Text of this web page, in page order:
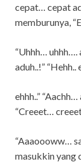
cepat… cepat
memburunya,
“Uhhh… uhhh….
aduh..!” “Hehh..
ehhh..”
“Creeet…
“Aaaoooww…
masukkin yang